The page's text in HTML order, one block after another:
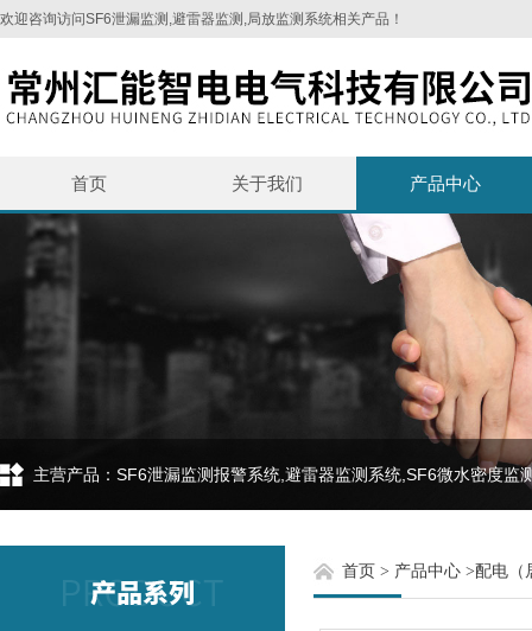
欢迎咨询访问SF6泄漏监测,避雷器监测,局放监测系统相关产品！
首页 关于我们 产品中心
首页 > 产品中心 >配电（